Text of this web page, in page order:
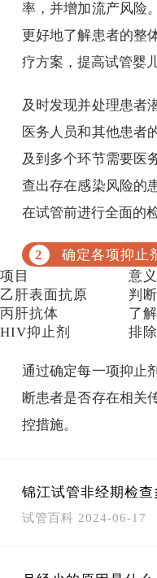
率，并增加流产风险
更好地了解患者的整
疗方案，提高试管婴
及时发现并处理患者
医务人员和其他患者
及到多个环节需要医
查出存在感染风险的
在试管前进行全面的
确定各项抑止
项目
意义
乙肝表面抗原
判
丙肝抗体
了
HIV抑止剂
排
通过确定每一项抑止
断患者是否存在相关
控措施。
锦江试管非经期检查
试管百科 2024-06-17